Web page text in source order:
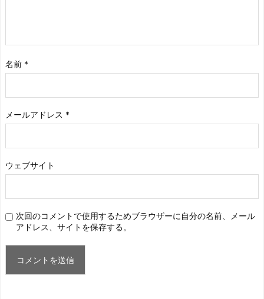
名前 *
メールアドレス *
ウェブサイト
次回のコメントで使用するためブラウザーに自分の名前、メール
アドレス、サイトを保存する。